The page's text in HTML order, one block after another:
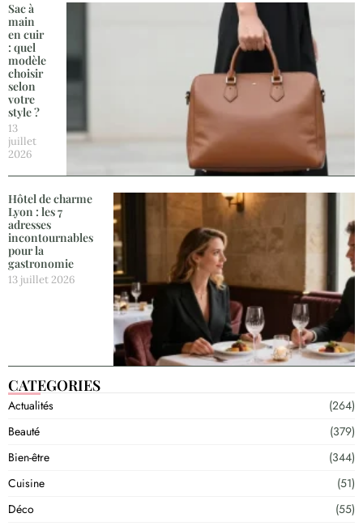
Sac à
main
en cuir
: quel
modèle
choisir
selon
votre
style ?
13
juillet
2026
Hôtel de charme
Lyon : les 7
adresses
incontournables
pour la
gastronomie
13 juillet 2026
CATEGORIES
Actualités
(264)
Beauté
(379)
Bien-être
(344)
Cuisine
(51)
Déco
(55)